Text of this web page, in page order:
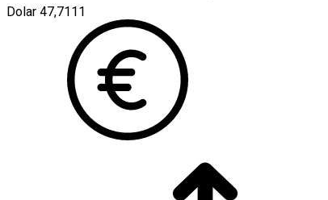
Dolar 47,7111